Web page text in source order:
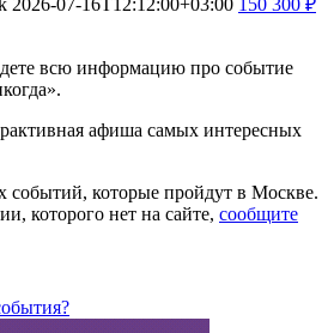
всю информацию про событие
афиша самых интересных
событий, которые пройдут в Москве.
которого нет на сайте, сообщите